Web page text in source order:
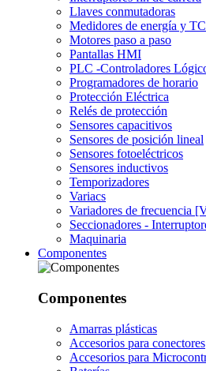
Llaves conmutadoras
Medidores de energía y
Motores paso a paso
Pantallas HMI
PLC -Controladores
Programadores de horario
Protección Eléctrica
Relés de protección
Sensores capacitivos
Sensores de posición lineal
Sensores fotoeléctricos
Sensores inductivos
Temporizadores
Variacs
Variadores de frecuencia
Seccionadores -
Maquinaria
Componentes
Componentes
Amarras plásticas
Accesorios para conectores
Accesorios para